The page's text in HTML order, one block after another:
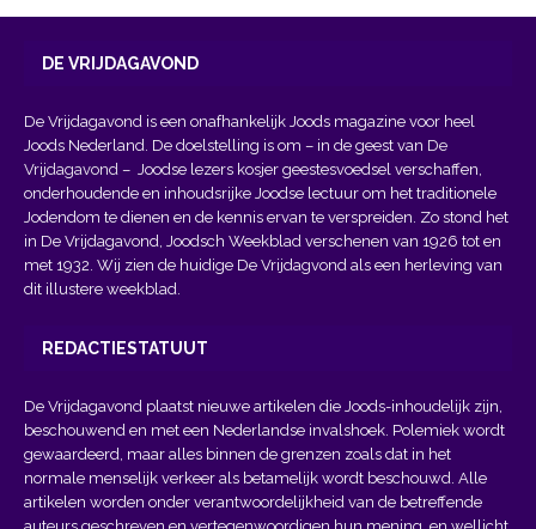
DE VRIJDAGAVOND
De Vrijdagavond is een onafhankelijk Joods magazine voor heel
Joods Nederland. De doelstelling is om – in de geest van De
Vrijdagavond – Joodse lezers kosjer geestesvoedsel verschaffen,
onderhoudende en inhoudsrijke Joodse lectuur om het traditionele
Jodendom te dienen en de kennis ervan te verspreiden. Zo stond het
in De Vrijdagavond, Joodsch Weekblad verschenen van 1926 tot en
met 1932. Wij zien de huidige De Vrijdagvond als een herleving van
dit illustere weekblad.
REDACTIESTATUUT
De Vrijdagavond plaatst nieuwe artikelen die Joods-inhoudelijk zijn,
beschouwend en met een Nederlandse invalshoek. Polemiek wordt
gewaardeerd, maar alles binnen de grenzen zoals dat in het
normale menselijk verkeer als betamelijk wordt beschouwd. Alle
artikelen worden onder verantwoordelijkheid van de betreffende